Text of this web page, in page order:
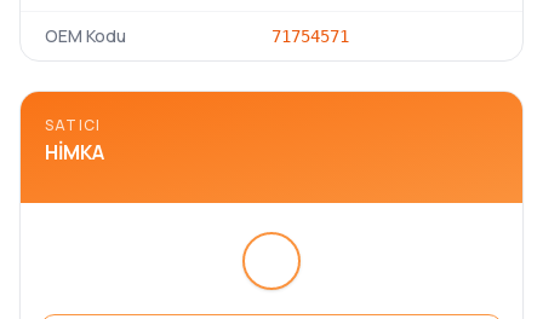
OEM Kodu 71754571
SATICI
HIMKA